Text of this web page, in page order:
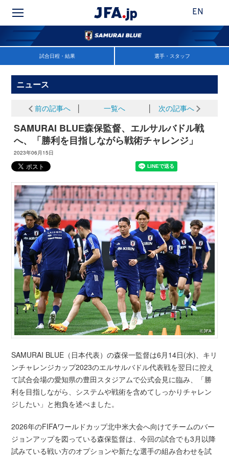
EN
試合日程・結果 選手・スタッフ
ニュース
前の記事へ 一覧へ 次の記事へ
SAMURAI BLUE森保監督、エルサルバドル戦
へ、「勝利を目指しながら戦術チャレンジ」
2023年06月15日
SAMURAI BLUE（日本代表）の森保一監督は6月14日(水)、キリ
ンチャレンジカップ2023のエルサルバドル代表戦を翌日に控え
て試合会場の愛知県の豊田スタジアムで公式会見に臨み、「勝
利を目指しながら、システムや戦術を含めてしっかりチャレン
ジしたい」と抱負を述べました。
2026年のFIFAワールドカップ北中米大会へ向けてチームのバー
ジョンアップを図っている森保監督は、今回の試合でも3月以降
試みている戦い方のオプションや新たな選手の組み合わせを試